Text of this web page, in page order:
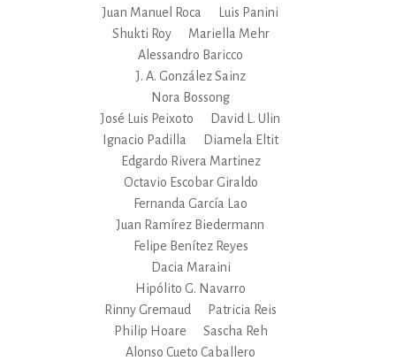
Juan Manuel Roca
Luis Panini
Shukti Roy
Mariella Mehr
Alessandro Baricco
J. A. González Sainz
Nora Bossong
José Luis Peixoto
David L. Ulin
Ignacio Padilla
Diamela Eltit
Edgardo Rivera Martinez
Octavio Escobar Giraldo
Fernanda García Lao
Juan Ramírez Biedermann
Felipe Benítez Reyes
Dacia Maraini
Hipólito G. Navarro
Rinny Gremaud
Patricia Reis
Philip Hoare
Sascha Reh
Alonso Cueto Caballero